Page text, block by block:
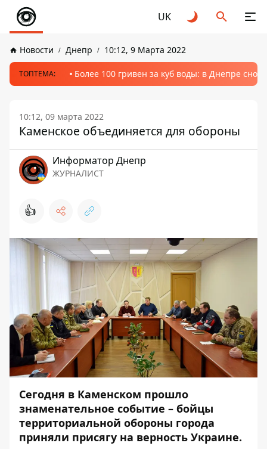
UK
Новости Днепр 10:12, 9 Марта 2022
ТОПТЕМА: Более 100 гривен за куб воды: в Днепре
10:12, 09 марта 2022
Каменское объединяется для обороны
Информатор Днепр
ЖУРНАЛИСТ
👍
Сегодня в Каменском прошло
знаменательное событие – бойцы
территориальной обороны города
приняли присягу на верность Украине.